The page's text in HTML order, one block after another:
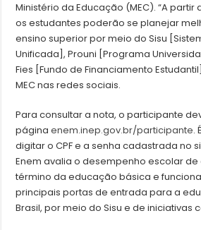
Ministério da Educação (MEC). “A
os estudantes poderão se planejar
ensino superior por meio do Sisu
Unificada], Prouni [Programa
Fies [Fundo de Financiamento
MEC nas redes sociais.
Para consultar a nota, o participante
páginaenem.inep.gov.br/participante.
digitar o CPF e a senha cadastrada no
Enem avalia o desempenho escolar
término da educação básica e
principais portas de entrada para a
Brasil, por meio do Sisu e de iniciativas